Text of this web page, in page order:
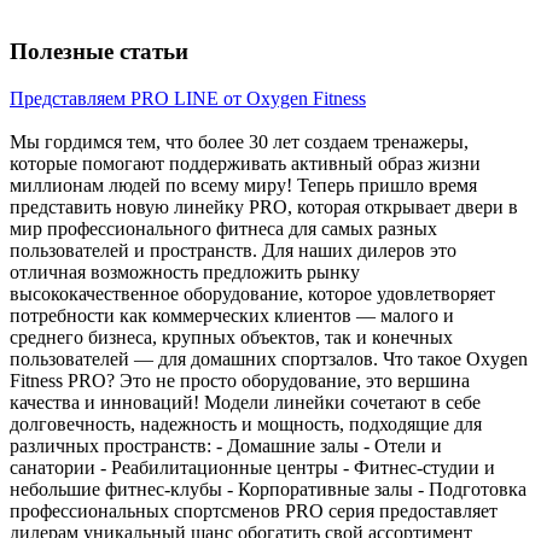
Полезные статьи
Представляем PRO LINE от Oxygen Fitness
Мы гордимся тем, что более 30 лет создаем тренажеры,
которые помогают поддерживать активный образ жизни
миллионам людей по всему миру! Теперь пришло время
представить новую линейку PRO, которая открывает двери в
мир профессионального фитнеса для самых разных
пользователей и пространств. Для наших дилеров это
отличная возможность предложить рынку
высококачественное оборудование, которое удовлетворяет
потребности как коммерческих клиентов — малого и
среднего бизнеса, крупных объектов, так и конечных
пользователей — для домашних спортзалов. Что такое Oxygen
Fitness PRO? Это не просто оборудование, это вершина
качества и инноваций! Модели линейки сочетают в себе
долговечность, надежность и мощность, подходящие для
различных пространств: - Домашние залы - Отели и
санатории - Реабилитационные центры - Фитнес-студии и
небольшие фитнес-клубы - Корпоративные залы - Подготовка
профессиональных спортсменов PRO серия предоставляет
дилерам уникальный шанс обогатить свой ассортимент